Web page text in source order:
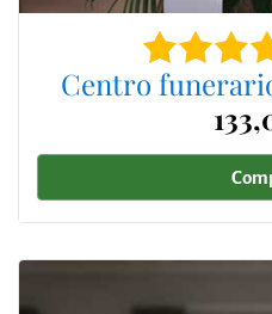
Centro